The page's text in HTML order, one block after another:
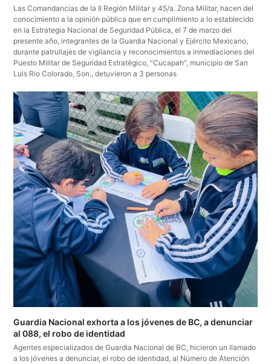
Las Comandancias de la II Región Militar y 45/a. Zona Militar, hacen del
conocimiento a la opinión pública que en cumplimiento a lo establecido
en la Estrategia Nacional de Seguridad Pública, el 7 de marzo del
presente año, integrantes de la Guardia Nacional y Ejército Mexicano,
durante patrullajes de vigilancia y reconocimientos a inmediaciones del
Puesto Militar de Seguridad Estratégico, ”Cucapah”, municipio de San
Luis Rio Colorado, Son., detuvieron a 3 personas
Guardia Nacional exhorta a los jóvenes de BC, a denunciar
al 088, el robo de identidad
Agentes especializados de Guardia Nacional de BC, hicieron un llamado
a los jóvenes a denunciar, el robo de identidad, al Número de Atención